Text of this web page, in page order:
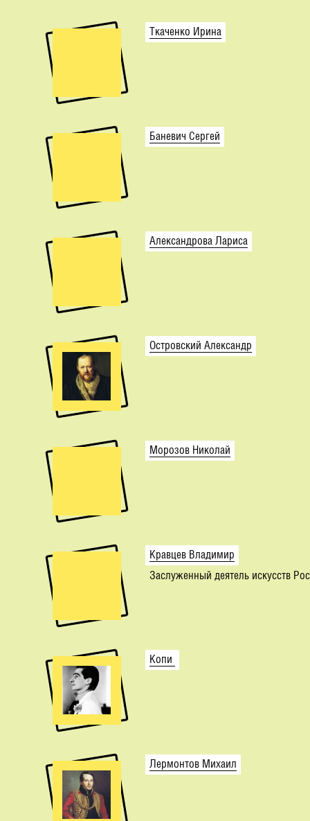
Ткаченко Ирина
Баневич Сергей
Александрова Лариса
Островский Александр
Морозов Николай
Кравцев Владимир
Заслуженный деятель искусств
Копи
Лермонтов Михаил